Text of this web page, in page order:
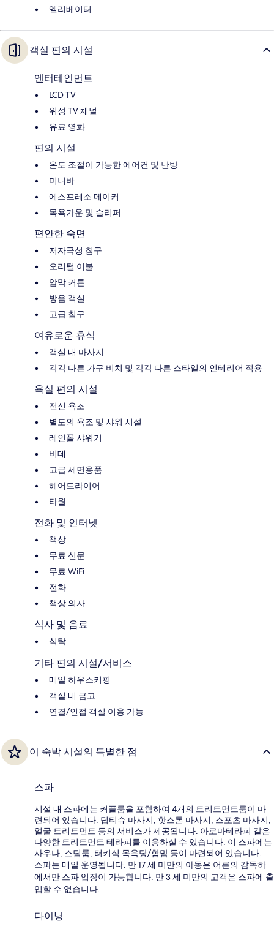
엘리베이터
객실 편의 시설
엔터테인먼트
LCD TV
위성 TV 채널
유료 영화
편의 시설
온도 조절이 가능한 에어컨 및 난방
미니바
에스프레소 메이커
목욕가운 및 슬리퍼
편안한 숙면
저자극성 침구
오리털 이불
암막 커튼
방음 객실
고급 침구
여유로운 휴식
객실 내 마사지
각각 다른 가구 비치 및 각각 다른 스타일의 인테리어 적용
욕실 편의 시설
전신 욕조
별도의 욕조 및 샤워 시설
레인폴 샤워기
비데
고급 세면용품
헤어드라이어
타월
전화 및 인터넷
책상
무료 신문
무료 WiFi
전화
책상 의자
식사 및 음료
식탁
기타 편의 시설/서비스
매일 하우스키핑
객실 내 금고
연결/인접 객실 이용 가능
이 숙박 시설의 특별한 점
스파
시설 내 스파에는 커플룸을 포함하여 4개의 트리트먼트룸이 마
련되어 있습니다. 딥티슈 마사지, 핫스톤 마사지, 스포츠 마사지,
얼굴 트리트먼트 등의 서비스가 제공됩니다. 아로마테라피 같은
다양한 트리트먼트 테라피를 이용하실 수 있습니다. 이 스파에는
사우나, 스팀룸, 터키식 목욕탕/함맘 등이 마련되어 있습니다.
스파는 매일 운영됩니다. 만 17 세 미만의 아동은 어른의 감독하
에서만 스파 입장이 가능합니다. 만 3 세 미만의 고객은 스파에 출
입할 수 없습니다.
다이닝